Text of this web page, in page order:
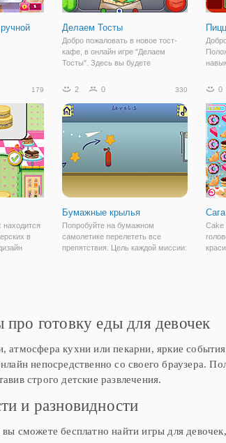
Делаем Тосты
Добро пожаловать в новое тост-
кафе, в онлайн игре "Делаем
Тосты". Здесь вы будете
повара, который будет угощать
тостами. Проверьте, сможете ли
вы идти в ногу со
179
находится
в
2 0 330
Бумажные крылья
Попробуйте на бумажном
самолетике перелететь все
препятствия. Цель каждой миссии:
0
Cake
готовку еды для девочек
атмосфера кухни или пекарни, яркие
непосредственно со своего браузера.
строго детские развлечения.
и разновидности
сможете бесплатно найти игры для